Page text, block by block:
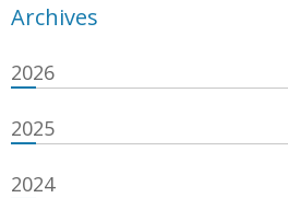
Archives
2026
2025
2024